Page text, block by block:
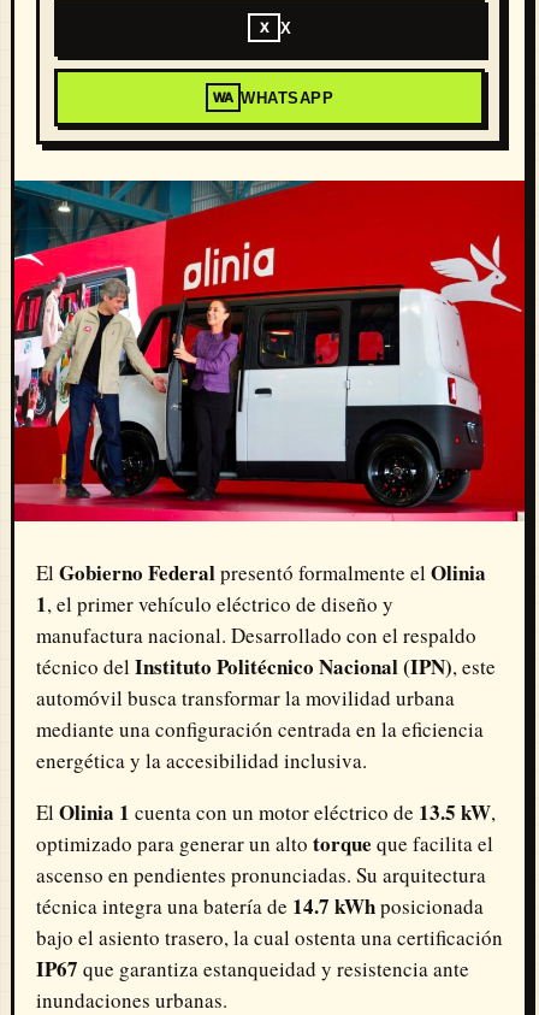
X X
WA WHATSAPP
El Gobierno Federalpresentó formalmente el Olinia
1, el primer vehículo eléctrico de diseño y
manufactura nacional. Desarrollado con el respaldo
técnico del Instituto Politécnico Nacional (IPN), este
automóvil busca transformar la movilidad urbana
mediante una configuración centrada en la eficiencia
energética y la accesibilidad inclusiva.
El Olinia 1 cuenta con un motor eléctrico de 13.5 kW,
optimizado para generar un alto torque que facilita el
ascenso en pendientes pronunciadas. Su arquitectura
técnica integra una batería de 14.7 kWhposicionada
bajo el asiento trasero, la cual ostenta una certificación
IP67 que garantiza estanqueidad y resistencia ante
inundaciones urbanas.